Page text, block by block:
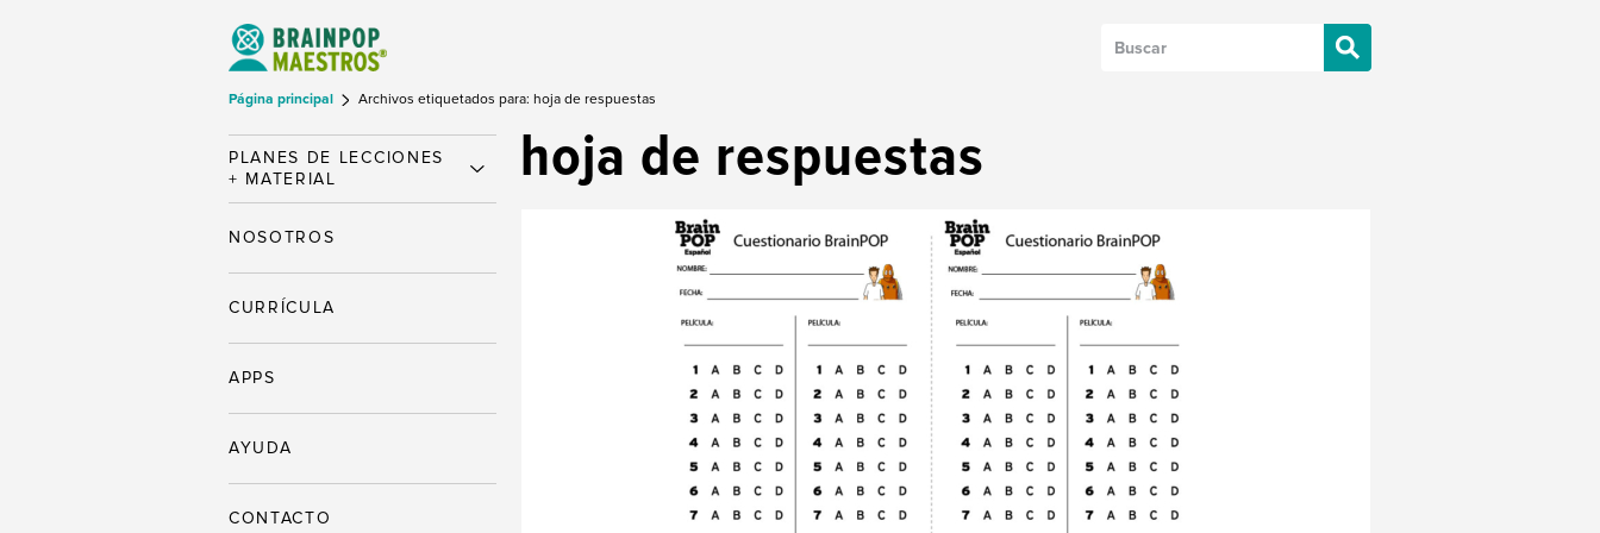
Página principal Archivos etiquetados para: hoja de respuestas
hoja de respuestas
PLANES DE LECCIONES
+ MATERIAL
NOSOTROS
CURRÍCULA
APPS
AYUDA
CONTACTO